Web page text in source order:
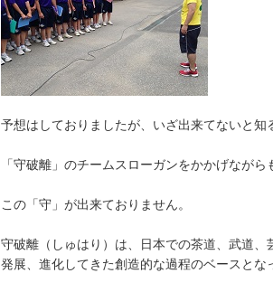
予想はしておりましたが、いざ出来てないと知
「守破離」のチームスローガンをかかげながら
この「守」が出来ておりません。
守破離（しゅはり）は、日本での茶道、武道
発展、進化してきた創造的な過程のベースとな